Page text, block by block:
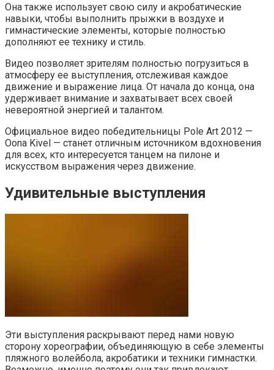
Она также использует свою силу и акробатические
навыки, чтобы выполнить прыжки в воздухе и
гимнастические элементы, которые полностью
дополняют ее технику и стиль.
Видео позволяет зрителям полностью погрузиться в
атмосферу ее выступления, отслеживая каждое
движение и выражение лица. От начала до конца, она
удерживает внимание и захватывает всех своей
невероятной энергией и талантом.
Официальное видео победительницы Pole Art 2012 —
Oona Kivel — станет отличным источником вдохновения
для всех, кто интересуется танцем на пилоне и
искусством выражения через движение.
Удивительные выступления
Эти выступления раскрывают перед нами новую
сторону хореографии, объединяющую в себе элементы
пляжного волейбола, акробатики и техники гимнастки.